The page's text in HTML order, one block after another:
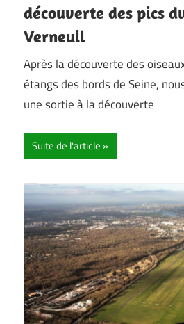
découverte des pics
Verneuil
Après la découverte des
étangs des bords de Seine,
une sortie à la découverte
Suite de l'article